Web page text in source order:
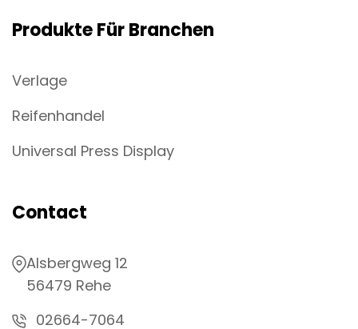
Produkte Für Branchen
Verlage
Reifenhandel
Universal Press Display
Contact
Alsbergweg 12
56479 Rehe
02664-7064